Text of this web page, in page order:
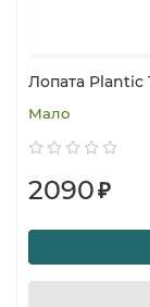
Лопата Plantic
Мало
2090₽